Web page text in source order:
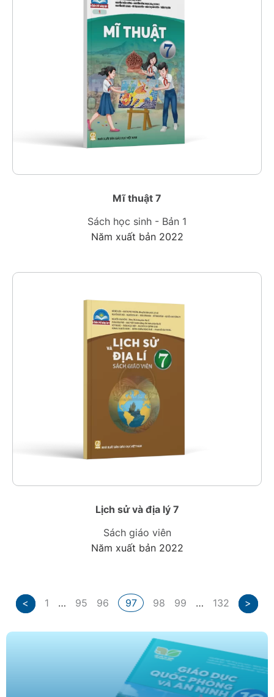
Mĩ thuật 7
Sách học sinh - Bản 1
Năm xuất bản 2022
Lịch sử và địa lý 7
Sách giáo viên
Năm xuất bản 2022
< 1 … 95 96 97 98 99 … 132 >